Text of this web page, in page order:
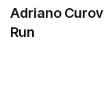
Adriano
Run